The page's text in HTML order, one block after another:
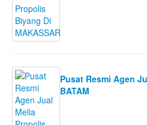
Pusat Resmi Agen
BATAM